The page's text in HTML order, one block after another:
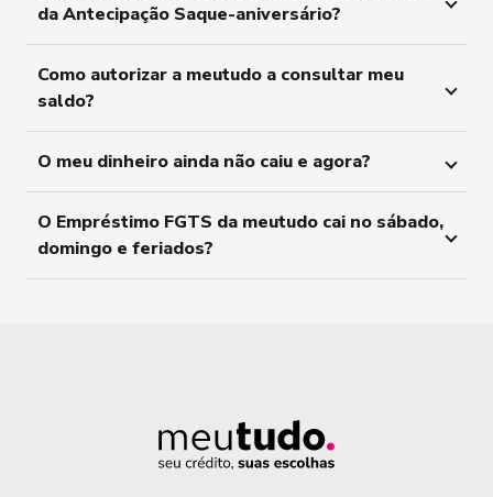
da Antecipação Saque-aniversário?
Como autorizar a meutudo a consultar meu
saldo?
O meu dinheiro ainda não caiu e agora?
O Empréstimo FGTS da meutudo cai no sábado,
domingo e feriados?